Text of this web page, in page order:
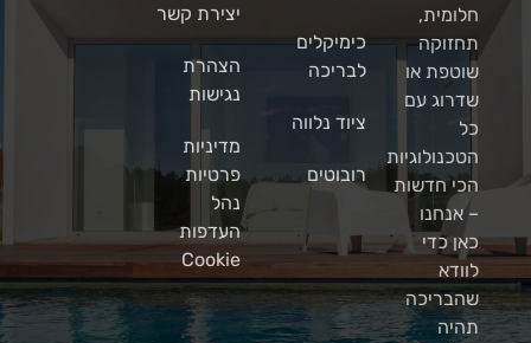
חלומית,
תחזוקה
שוטפת או
שדרוג עם
כל
הטכנולוגיות
הכי חדשות
– אנחנו
כאן כדי
לוודא
שהבריכה
תהיה
כימיקלים
לבריכה
ציוד נלווה
רובוטים
יצירת קשר
הצהרת
נגישות
מדיניות
פרטיות
נהל
העדפות
Cookie